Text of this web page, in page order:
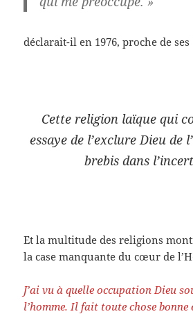
déclarait-il en 1976, proche de ses
Cette religion laïque qui
essaye de l’exclure Dieu de
brebis dans
Et la multitude des religions
la case manquante du cœur de
J’ai vu à quelle occupation Dieu
l’homme. Il fait toute chose bonne